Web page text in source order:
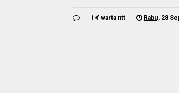
warta ntt Rabu, 28